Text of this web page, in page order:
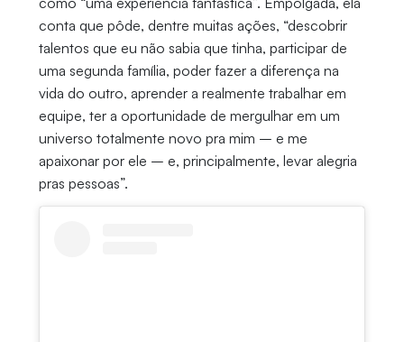
conta que pôde, dentre muitas ações, “descobrir
talentos que eu não sabia que tinha, participar de
uma segunda família, poder fazer a diferença na
vida do outro, aprender a realmente trabalhar em
equipe, ter a oportunidade de mergulhar em um
universo totalmente novo pra mim – e me
apaixonar por ele – e, principalmente, levar alegria
pras pessoas”.